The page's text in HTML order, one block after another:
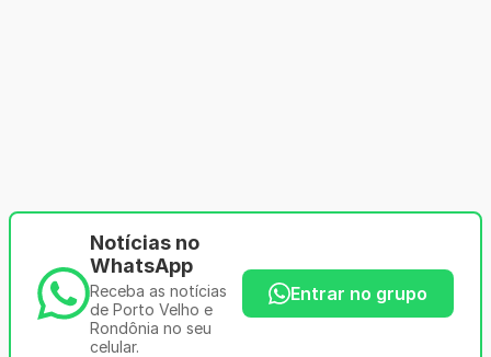
Notícias no
WhatsApp
Receba as notícias
de Porto Velho e
Rondônia no seu
celular.
Entrar no grupo